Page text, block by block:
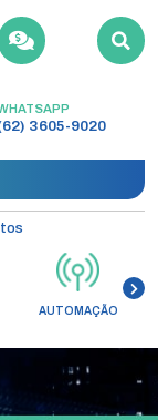
BUSCAR
3605-9020
AUTOMAÇÃO